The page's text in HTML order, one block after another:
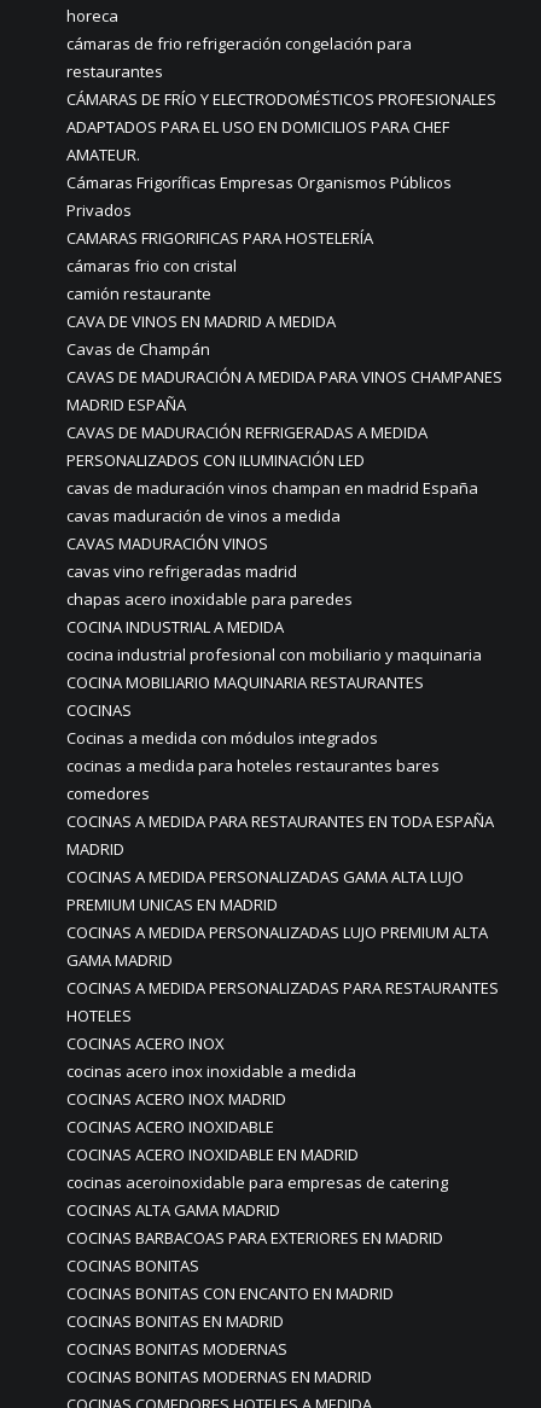
horeca
cámaras de frio refrigeración congelación para
restaurantes
CÁMARAS DE FRÍO Y ELECTRODOMÉSTICOS PROFESIONALES
ADAPTADOS PARA EL USO EN DOMICILIOS PARA CHEF
AMATEUR.
Cámaras Frigoríficas Empresas Organismos Públicos
Privados
CAMARAS FRIGORIFICAS PARA HOSTELERÍA
cámaras frio con cristal
camión restaurante
CAVA DE VINOS EN MADRID A MEDIDA
Cavas de Champán
CAVAS DE MADURACIÓN A MEDIDA PARA VINOS CHAMPANES
MADRID ESPAÑA
CAVAS DE MADURACIÓN REFRIGERADAS A MEDIDA
PERSONALIZADOS CON ILUMINACIÓN LED
cavas de maduración vinos champan en madrid España
cavas maduración de vinos a medida
CAVAS MADURACIÓN VINOS
cavas vino refrigeradas madrid
chapas acero inoxidable para paredes
COCINA INDUSTRIAL A MEDIDA
cocina industrial profesional con mobiliario y maquinaria
COCINA MOBILIARIO MAQUINARIA RESTAURANTES
COCINAS
Cocinas a medida con módulos integrados
cocinas a medida para hoteles restaurantes bares
comedores
COCINAS A MEDIDA PARA RESTAURANTES EN TODA ESPAÑA
MADRID
COCINAS A MEDIDA PERSONALIZADAS GAMA ALTA LUJO
PREMIUM UNICAS EN MADRID
COCINAS A MEDIDA PERSONALIZADAS LUJO PREMIUM ALTA
GAMA MADRID
COCINAS A MEDIDA PERSONALIZADAS PARA RESTAURANTES
HOTELES
COCINAS ACERO INOX
cocinas acero inox inoxidable a medida
COCINAS ACERO INOX MADRID
COCINAS ACERO INOXIDABLE
COCINAS ACERO INOXIDABLE EN MADRID
cocinas aceroinoxidable para empresas de catering
COCINAS ALTA GAMA MADRID
COCINAS BARBACOAS PARA EXTERIORES EN MADRID
COCINAS BONITAS
COCINAS BONITAS CON ENCANTO EN MADRID
COCINAS BONITAS EN MADRID
COCINAS BONITAS MODERNAS
COCINAS BONITAS MODERNAS EN MADRID